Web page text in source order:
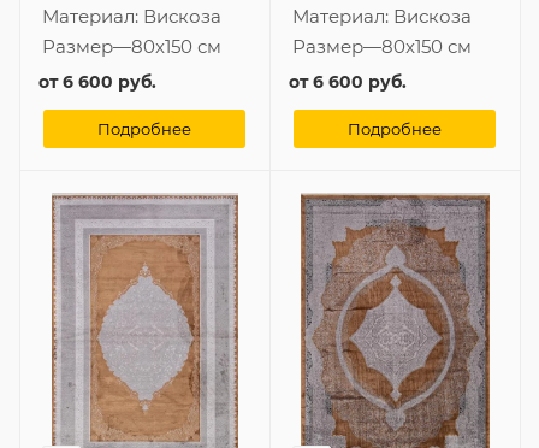
Материал: Вискоза
Размер—80x150 см
от6 600 руб.
Подробнее
Материал: Вискоза
Размер—80x150 см
от6 600 руб.
Подробнее